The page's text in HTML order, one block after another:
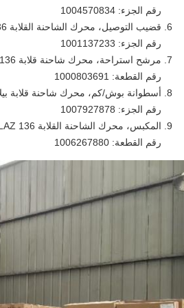
رقم الجزء: 1004570834
قضيب التوصيل، محرك الشاحنة القلابة BELAZ 136 طن
رقم الجزء: 1001137233
مرشح استراحة، محرك شاحنة قلابة BELAZ 136 طن
رقم القطعة: 1000803691
أسطوانة بوش/كم، محرك شاحنة قلابة بيلاز
رقم الجزء: 1007927878
المكبس، محرك الشاحنة القلابة BELAZ 136 طن
رقم القطعة: 1006267880